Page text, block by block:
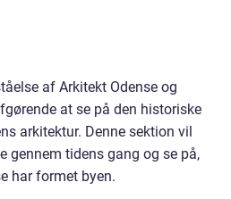
af Arkitekt Odense og
at se på den historiske
arkitektur. Denne sektion vil
gennem tidens gang og se på,
har formet byen.